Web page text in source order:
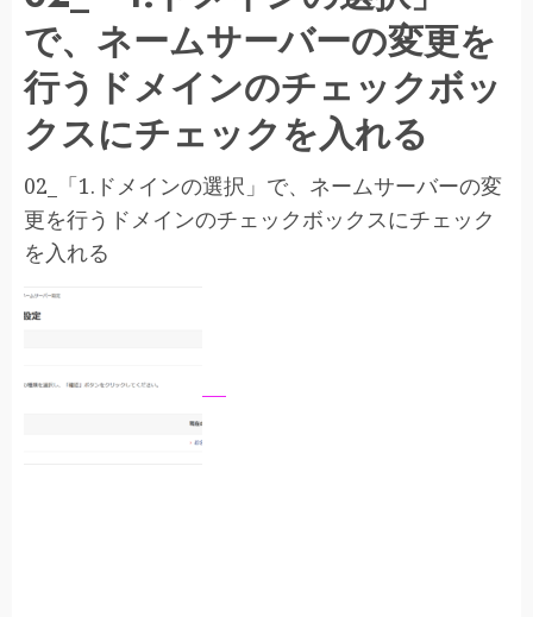
で、ネームサーバーの変更を
行うドメインのチェックボッ
クスにチェックを入れる
02_「1.ドメインの選択」で、ネームサーバーの変
更を行うドメインのチェックボックスにチェック
を入れる